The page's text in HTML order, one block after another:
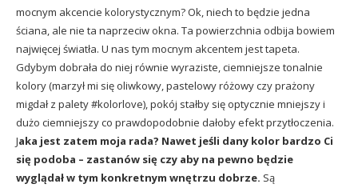
mocnym akcencie kolorystycznym? Ok, niech to będzie jedna
ściana, ale nie ta naprzeciw okna. Ta powierzchnia odbija bowiem
najwięcej światła. U nas tym mocnym akcentem jest tapeta.
Gdybym dobrała do niej równie wyraziste, ciemniejsze tonalnie
kolory (marzył mi się oliwkowy, pastelowy różowy czy prażony
migdał z palety #kolorlove), pokój stałby się optycznie mniejszy i
dużo ciemniejszy co prawdopodobnie dałoby efekt przytłoczenia.
Jaka jest zatem moja rada? Nawet jeśli dany kolor bardzo Ci
się podoba – zastanów się czy aby na pewno będzie
wyglądał w tym konkretnym wnętrzu dobrze. Są